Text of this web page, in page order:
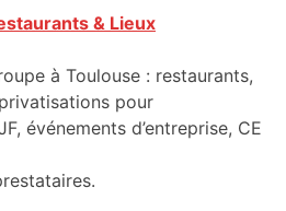
& Lieux
à Toulouse : restaurants,
pour
événements d’entreprise, CE